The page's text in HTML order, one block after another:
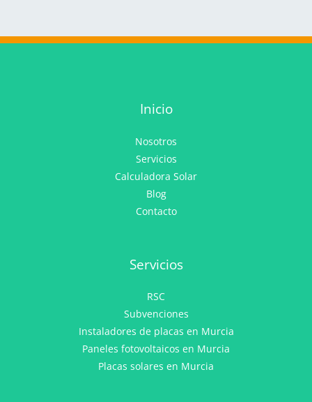
Inicio
Nosotros
Servicios
Calculadora Solar
Blog
Contacto
Servicios
RSC
Subvenciones
Instaladores de placas en Murcia
Paneles fotovoltaicos en Murcia
Placas solares en Murcia